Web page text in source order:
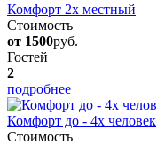
Комфорт 2х местный
Стоимость
от 1500руб.
Гостей
2
подробнее
Комфорт до - 4х человек
Стоимость